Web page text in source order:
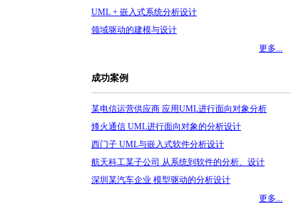
UML + 嵌入式系统分析设计
领域驱动的建模与设计
更多...
成功案例
某电信运营供应商 应用UML进行面向对象分析
烽火通信 UML进行面向对象的分析设计
西门子 UML与嵌入式软件分析设计
航天科工某子公司 从系统到软件的分析、设计
深圳某汽车企业 模型驱动的分析设计
更多...